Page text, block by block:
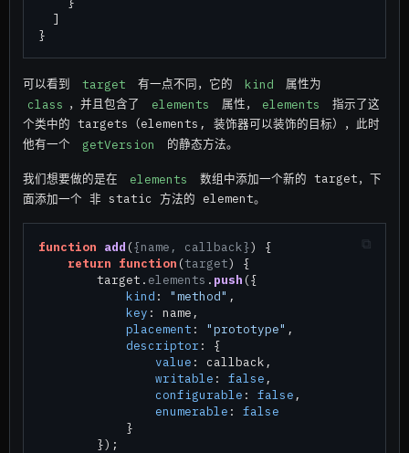
  ]
可以看到 target 有一点不同，它的 kind
属性为
class ，并且包含了 elements 属性， elements
指示了这
个类中的 targets（elements, 装饰器可以装饰的目标），此时
他有一个
getVersion 的静态方法。
我们想要做的是在 elements
数组中添加一个新的 target，下
面添加一个 非 static 方法的 element。
function add ({name, callback}) {
return
function (target) {
        target.
elements . push ({
kind : "method" ,
key : name,
placement : "prototype" ,
descriptor: {
value : callback,
writable : false ,
configurable : false ,
enumerable : false
            }
        });